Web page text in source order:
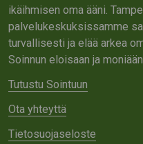
ikäihmisen oma ääni.
palvelukeskuksissamme
turvallisesti ja elää arkea
Soinnun eloisaan ja
Tutustu Sointuun
Ota yhteyttä
Tietosuojaseloste